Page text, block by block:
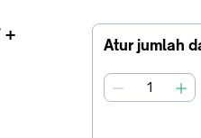
Atur jumlah
jumlah
+